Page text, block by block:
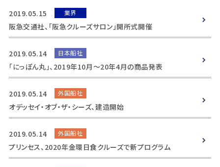
2019.05.15 業界
阪急交通社、「阪急クルーズサロン」開所式開催
2019.05.14 日本船社
「にっぽん丸」、2019年10月～20年4月の商品発表
2019.05.14 外国船社
オデッセイ・オブ・ザ・シーズ、建造開始
2019.05.14 外国船社
プリンセス、2020年金環日食クルーズで新プログラム